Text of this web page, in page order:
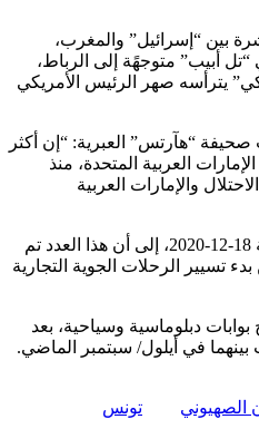
بين “إسرائيل” والمغرب،
أبيب” متوجهًة إلى الرباط،
يترأسه صهر الرئيس الأمريكي
“هآرتس” العبرية: “إن أكثر
الإمارات العربية المتحدة، منذ
والإمارات العربية
ولفتت في عددها الصادر، الجمعة 18-12-2020، إلى أن هذا العدد تم
تسيير الرحلات الجوية التجارية
دبلوماسية وسياحية، بعد
بينهما في أيلول/ سبتمبر الماضي.
الصهيوني تونس